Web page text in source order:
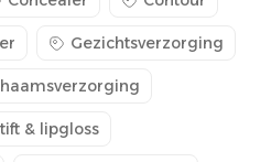
Gezichtsverzorging
& lipgloss